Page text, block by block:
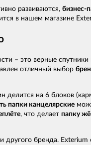
развиваются, бизнес-
в нашем магазине
– это верные спутники
отличный выбор
делится на 6 блоков
папки канцелярские
, что делает папку
другого бренда. Exterium